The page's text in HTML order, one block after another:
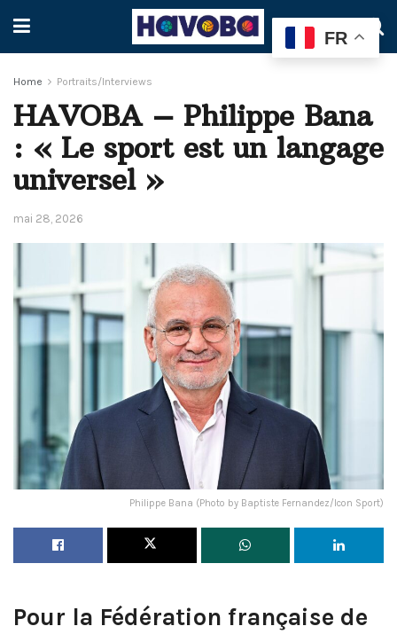
Home Portraits/Interviews
HAVOBA – Philippe Bana
: « Le sport est un langage
universel »
mai 28, 2026
Philippe Bana (Photo by Baptiste Fernandez/Icon Sport)
Pour la Fédération française de
FR